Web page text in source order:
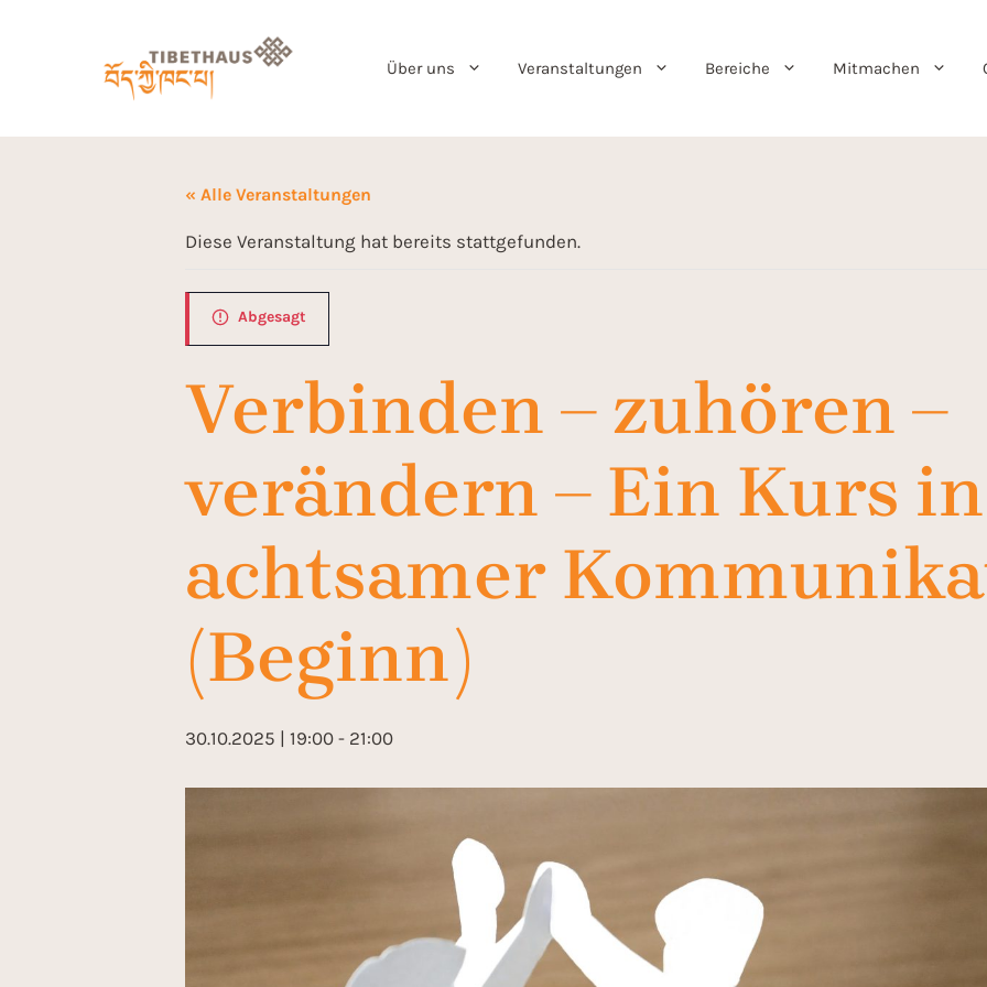
Über uns Veranstaltungen Bereiche Mitmachen
« Alle Veranstaltungen
Diese Veranstaltung hat bereits stattgefunden.
Abgesagt
Verbinden – zuhören –
verändern – Ein Kurs in
achtsamer
(Beginn)
30.10.2025 | 19:00 - 21:00